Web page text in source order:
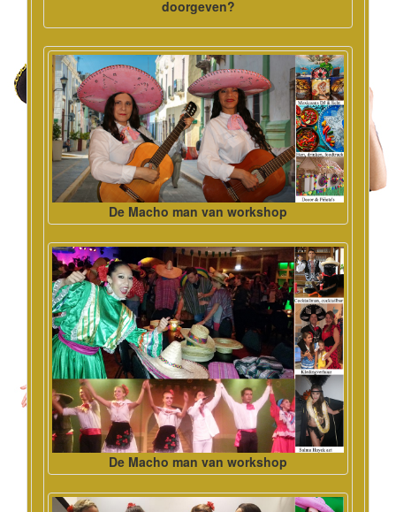
doorgeven?
De Macho man van workshop
De Macho man van workshop